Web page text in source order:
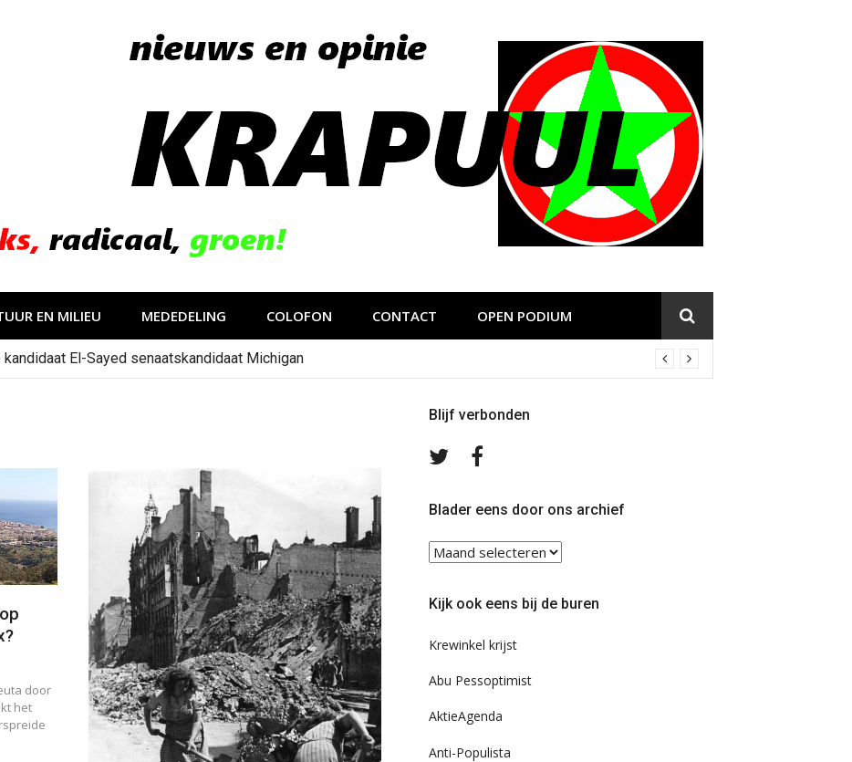
EN MILIEU MEDEDELING COLOFON CONTACT OPEN PODIUM
El-Sayed senaatskandidaat Michigan
door
het
Blijf verbonden
Volg
TwitterFacebook
Blader eens door ons archief
Blader
eens
ons
Kijk ook eens bij de buren
Krewinkel krijst
Abu Pessoptimist
AktieAgenda
Anti-Populista